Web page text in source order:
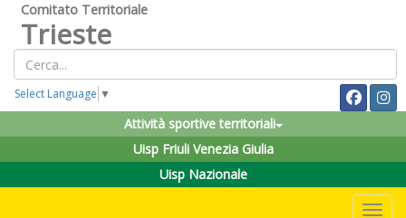
Comitato Territoriale
Trieste
Select Language ▼
Attività sportive territoriali
Uisp Friuli Venezia Giulia
Uisp Nazionale